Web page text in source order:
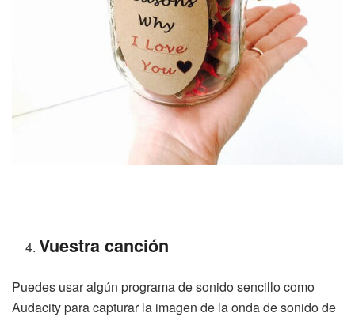
Vuestra canción
Puedes usar algún programa de sonido sencillo como
Audacity para capturar la imagen de la onda de sonido de